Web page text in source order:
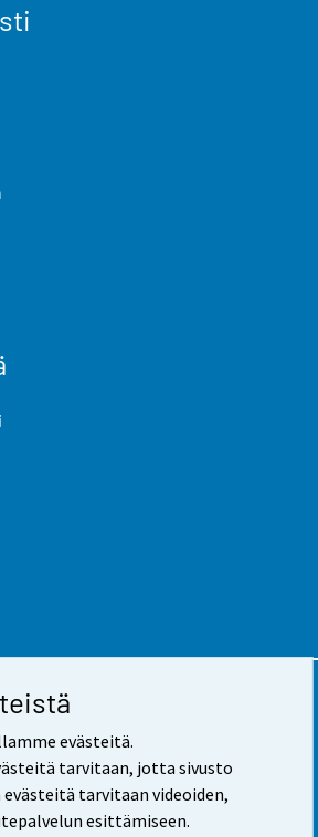
evästeitä.
tarvitaan, jotta sivusto
tarvitaan videoiden,
esittämiseen.